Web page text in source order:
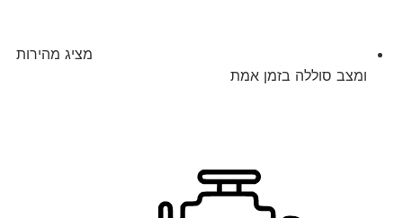
מציג מהירות
ומצב סוללה בזמן אמת